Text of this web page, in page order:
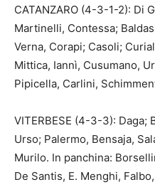
CATANZARO (4-3-1-2): Di
Martinelli, Contessa;
Verna, Corapi; Casoli;
Mittica, Iannì, Cusumano,
Pipicella, Carlini,
VITERBESE (4-3-3): Daga;
Urso; Palermo, Bensaja,
Murilo. In panchina:
De Santis, E. Menghi,